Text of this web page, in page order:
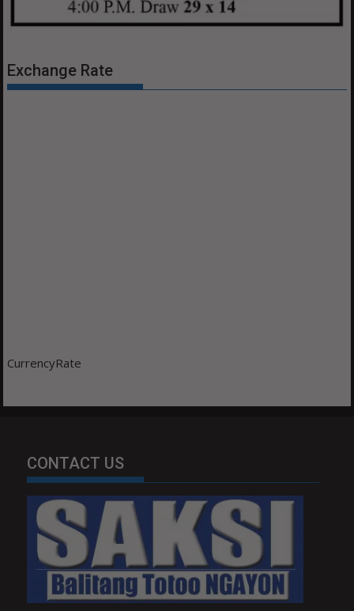
Exchange Rate
CurrencyRate
CONTACT US